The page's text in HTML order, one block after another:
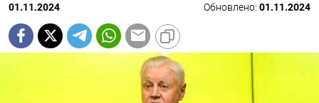
01.11.2024 Обновлено: 01.11.2024